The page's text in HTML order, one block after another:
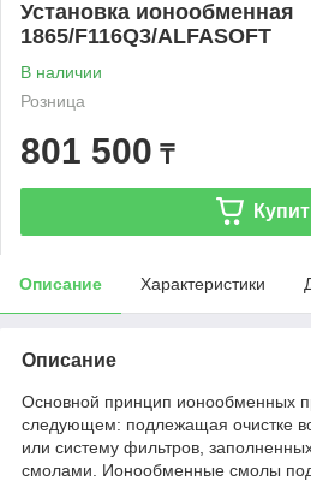
Установка ионообменная
1865/F116Q3/ALFASOFT
В наличии
Розница
801 500 ₸
Описание Характеристики
Описание
Основной принцип ионообменных
следующем: подлежащая очистке
или систему фильтров,
смолами. Ионообменные смолы